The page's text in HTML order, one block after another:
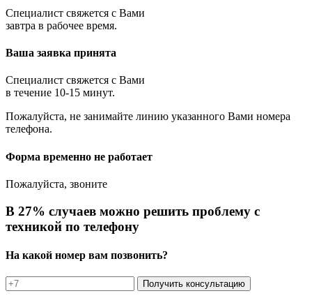
Специалист свяжется с Вами
завтра в рабочее время.
Ваша заявка принята
Специалист свяжется с Вами
в течение 10-15 минут.
Пожалуйста, не занимайте линию указанного Вами номера
телефона.
Форма временно не работает
Пожалуйста, звоните
В 27% случаев можно решить проблему с
техникой по телефону
На какой номер вам позвонить?
Получить консультацию